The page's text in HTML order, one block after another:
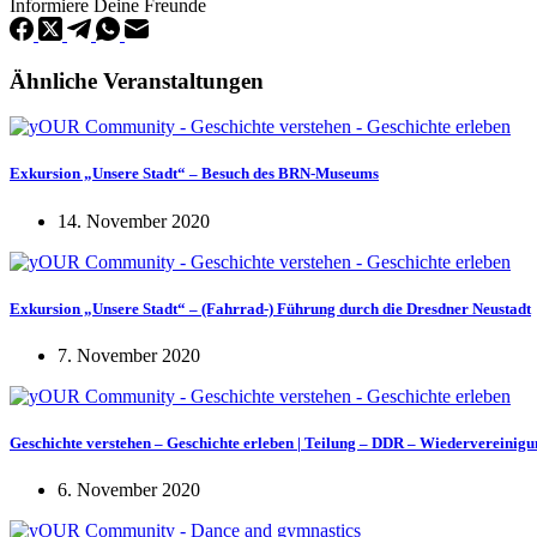
Informiere Deine Freunde
Ähnliche Veranstaltungen
Exkursion „Unsere Stadt“ – Besuch des BRN-Museums
14. November 2020
Exkursion „Unsere Stadt“ – (Fahrrad-) Führung durch die Dresdner Neustadt
7. November 2020
Geschichte verstehen – Geschichte erleben | Teilung – DDR –
6. November 2020